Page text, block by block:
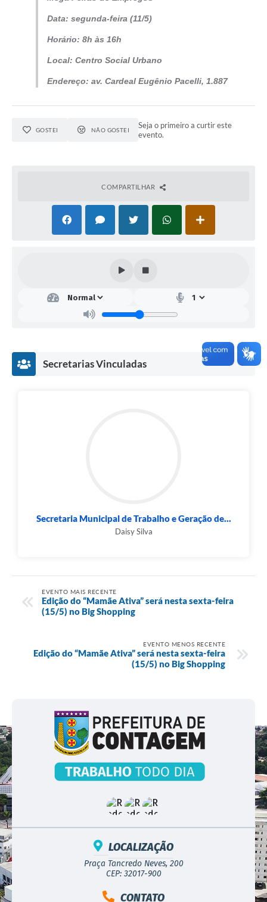
Data: segunda-feira (11/5)
Horário: 8h às 16h
Local: Centro Social Urbano
Endereço: av. Cardeal Eugênio Pacelli, 1.887
GOSTEI NÃO GOSTEI
Seja o primeiro a curtir este
evento.
COMPARTILHAR
Secretarias Vinculadas
Secretaria Municipal de Trabalho e Geração de...
Daisy Silva
EVENTO MAIS RECENTE
Edição do “Mamãe Ativa” será nesta sexta-feira
(15/5) no Big Shopping
EVENTO MENOS RECENTE
Edição do “Mamãe Ativa” será nesta sexta-feira
(15/5) no Big Shopping
LOCALIZAÇÃO
Praça Tancredo Neves, 200
CEP: 32017-900
CONTATO